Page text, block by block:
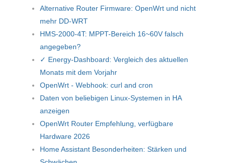
Alternative Router Firmware: OpenWrt und nicht
mehr DD-WRT
HMS-2000-4T: MPPT-Bereich 16~60V falsch
angegeben?
✓ Energy-Dashboard: Vergleich des aktuellen
Monats mit dem Vorjahr
OpenWrt - Webhook: curl and cron
Daten von beliebigen Linux-Systemen in HA
anzeigen
OpenWrt Router Empfehlung, verfügbare
Hardware 2026
Home Assistant Besonderheiten: Stärken und